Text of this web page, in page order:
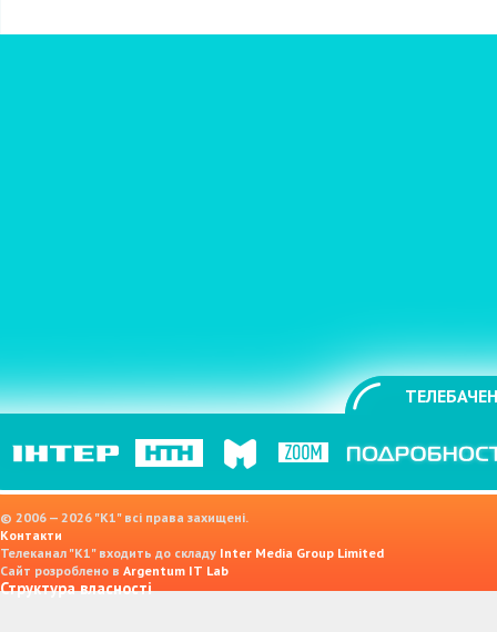
© 2006 — 2026 "K1" всі права захищені.
Контакти
Телеканал "К1" входить до складу Inter Media Group Limited
Сайт розроблено в Argentum IT Lab
Структура власності